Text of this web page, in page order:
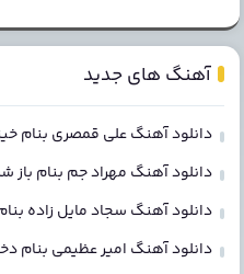
آهنگ های جدید
دانلود آهنگ علی قمصری بنام
دانلود آهنگ مهراد جم بنام
دانلود آهنگ سجاد مایل زاده
دانلود آهنگ امیر عظیمی بنام